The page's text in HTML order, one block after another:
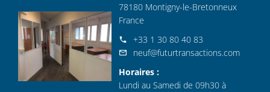
78180 Montigny-le-Bretonneux
France
+33 1 30 80 40 83
neuf@futurtransactions.com
Horaires :
Lundi au Samedi de 09h30 à